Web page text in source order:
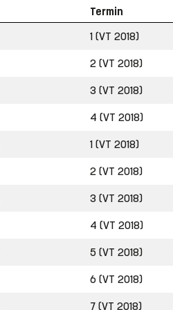
Termin
1 (VT 2018)
2 (VT 2018)
3 (VT 2018)
4 (VT 2018)
1 (VT 2018)
2 (VT 2018)
3 (VT 2018)
4 (VT 2018)
5 (VT 2018)
6 (VT 2018)
7 (VT 2018)